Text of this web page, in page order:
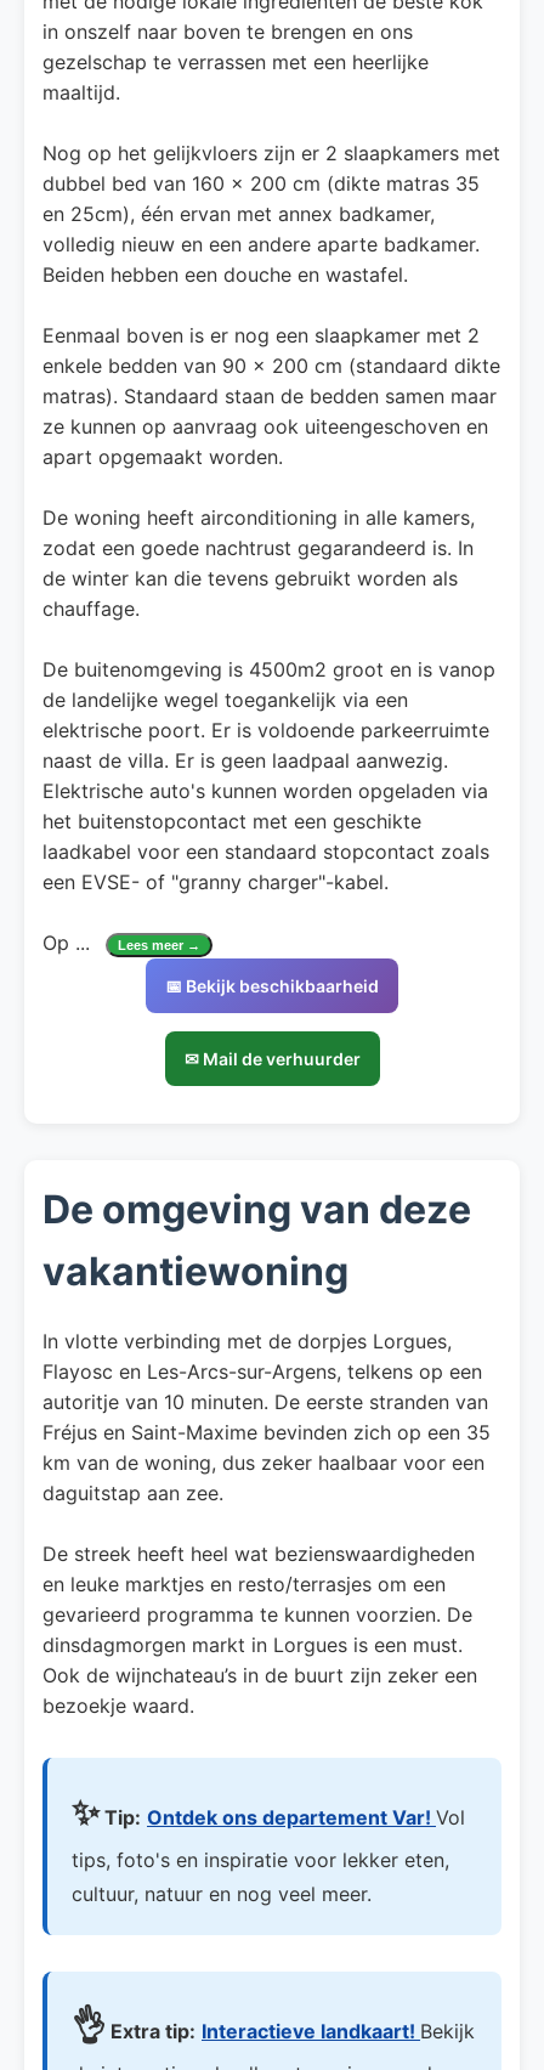
in onszelf naar boven te brengen en ons
gezelschap te verrassen met een heerlijke
maaltijd.
Nog op het gelijkvloers zijn er 2 slaapkamers met
dubbel bed van 160 x 200 cm (dikte matras 35
en 25cm), één ervan met annex badkamer,
volledig nieuw en een andere aparte badkamer.
Beiden hebben een douche en wastafel.
Eenmaal boven is er nog een slaapkamer met 2
enkele bedden van 90 x 200 cm (standaard dikte
matras). Standaard staan de bedden samen maar
ze kunnen op aanvraag ook uiteengeschoven en
apart opgemaakt worden.
De woning heeft airconditioning in alle kamers,
zodat een goede nachtrust gegarandeerd is. In
de winter kan die tevens gebruikt worden als
chauffage.
De buitenomgeving is 4500m2 groot en is vanop
de landelijke wegel toegankelijk via een
elektrische poort. Er is voldoende parkeerruimte
naast de villa. Er is geen laadpaal aanwezig.
Elektrische auto's kunnen worden opgeladen via
het buitenstopcontact met een geschikte
laadkabel voor een standaard stopcontact zoals
een EVSE- of "granny charger"-kabel.
Op ... Lees meer →
📅 Bekijk beschikbaarheid
✉ Mail de verhuurder
De omgeving van deze
vakantiewoning
In vlotte verbinding met de dorpjes Lorgues,
Flayosc en Les-Arcs-sur-Argens, telkens op een
autoritje van 10 minuten. De eerste stranden van
Fréjus en Saint-Maxime bevinden zich op een 35
km van de woning, dus zeker haalbaar voor een
daguitstap aan zee.
De streek heeft heel wat bezienswaardigheden
en leuke marktjes en resto/terrasjes om een
gevarieerd programma te kunnen voorzien. De
dinsdagmorgen markt in Lorgues is een must.
Ook de wijnchateau’s in de buurt zijn zeker een
bezoekje waard.
✨Tip: Ontdek ons departement Var! Vol
tips, foto's en inspiratie voor lekker eten,
cultuur, natuur en nog veel meer.
👌 Extra tip: Interactieve landkaart! Bekijk